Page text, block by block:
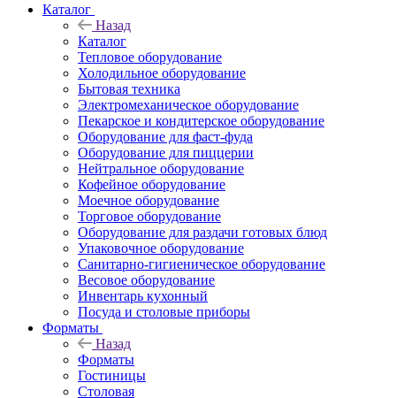
Каталог
Назад
Каталог
Тепловое оборудование
Холодильное оборудование
Бытовая техника
Электромеханическое оборудование
Пекарское и кондитерское оборудование
Оборудование для фаст-фуда
Оборудование для пиццерии
Нейтральное оборудование
Кофейное оборудование
Моечное оборудование
Торговое оборудование
Оборудование для раздачи готовых блюд
Упаковочное оборудование
Санитарно-гигиеническое оборудование
Весовое оборудование
Инвентарь кухонный
Посуда и столовые приборы
Форматы
Назад
Форматы
Гостиницы
Столовая